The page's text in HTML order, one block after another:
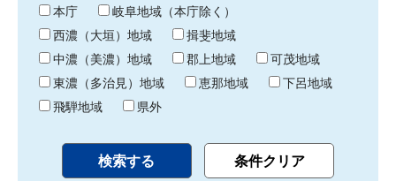
わ
り
本庁
岐阜地域（本庁除く）
西濃（大垣）地域
揖斐地域
中濃（美濃）地域
郡上地域
可茂地域
東濃（多治見）地域
恵那地域
下呂地域
飛騨地域
県外